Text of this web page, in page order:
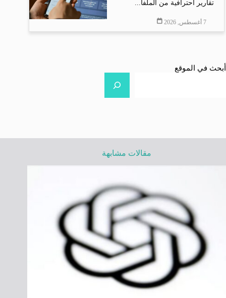
تقارير احترافية من الملفا...
7 أغسطس, 2026
أبحث في الموقع
مقالات مشابهة